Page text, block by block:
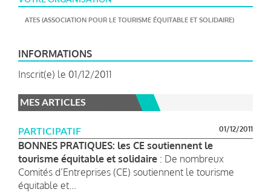
ATES (ASSOCIATION POUR LE TOURISME ÉQUITABLE ET SOLIDAIRE)
INFORMATIONS
Inscrit(e) le 01/12/2011
MES ARTICLES
PARTICIPATIF 01/12/2011
BONNES PRATIQUES: les CE soutiennent le
tourisme équitable et solidaire : De nombreux
Comités d’Entreprises (CE) soutiennent le tourisme
équitable et...